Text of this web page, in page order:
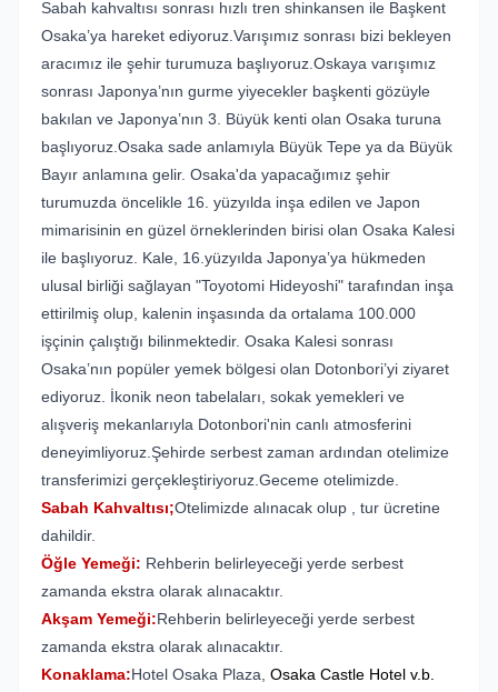
Sabah kahvaltısı sonrası hızlı tren shinkansen ile Başkent
Osaka’ya hareket ediyoruz.Varışımız sonrası bizi bekleyen
aracımız ile şehir turumuza başlıyoruz.Oskaya varışımız
sonrası Japonya’nın gurme yiyecekler başkenti gözüyle
bakılan ve Japonya’nın 3. Büyük kenti olan Osaka turuna
başlıyoruz.Osaka sade anlamıyla Büyük Tepe ya da Büyük
Bayır anlamına gelir. Osaka'da yapacağımız şehir
turumuzda öncelikle 16. yüzyılda inşa edilen ve Japon
mimarisinin en güzel örneklerinden birisi olan Osaka Kalesi
ile başlıyoruz. Kale, 16.yüzyılda Japonya’ya hükmeden
ulusal birliği sağlayan "Toyotomi Hideyoshi" tarafından inşa
ettirilmiş olup, kalenin inşasında da ortalama 100.000
işçinin çalıştığı bilinmektedir. Osaka Kalesi sonrası
Osaka’nın popüler yemek bölgesi olan Dotonbori’yi ziyaret
ediyoruz. İkonik neon tabelaları, sokak yemekleri ve
alışveriş mekanlarıyla Dotonbori'nin canlı atmosferini
deneyimliyoruz.Şehirde serbest zaman ardından otelimize
transferimizi gerçekleştiriyoruz.Geceme otelimizde.
Sabah Kahvaltısı;Otelimizde alınacak olup , tur ücretine
dahildir.
Öğle Yemeği: Rehberin belirleyeceği yerde serbest
zamanda ekstra olarak alınacaktır.
Akşam Yemeği:Rehberin belirleyeceği yerde serbest
zamanda ekstra olarak alınacaktır.
Konaklama:Hotel Osaka Plaza, Osaka Castle Hotel v.b.